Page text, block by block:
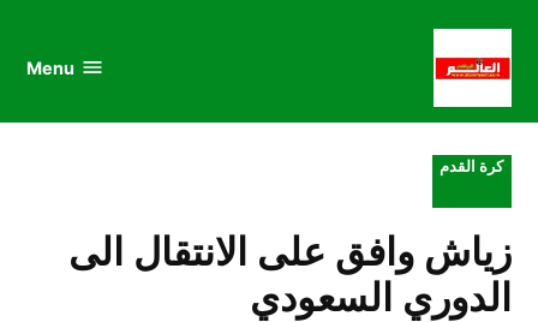
Menu
POSTED
كرة القدم
زياش وافق على الانتقال الى
الدوري السعودي